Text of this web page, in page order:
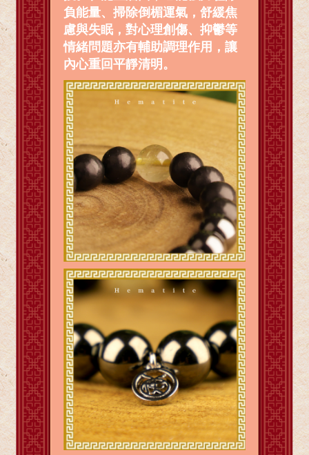
負能量、掃除倒楣運氣，舒緩焦
慮與失眠，對心理創傷、抑鬱等
情緒問題亦有輔助調理作用，讓
內心重回平靜清明。